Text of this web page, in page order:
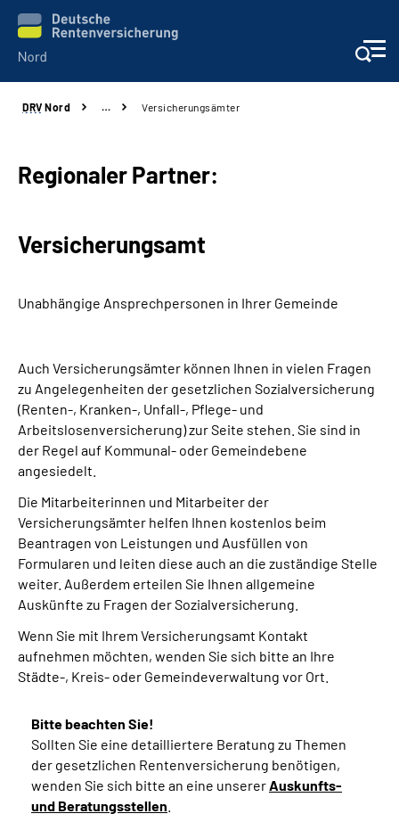
Aktuelles
Services
Über uns
Online-Services
Inhalte in Gebärdensprache (DGS)
Leichte Sprache
Suche
Mein Kundenportal
DRV Nord … Versicherungsämter
Regionaler Partner:
Versicherungsamt
Unabhängige Ansprechpersonen in Ihrer Gemeinde
Auch Versicherungsämter können Ihnen in vielen Fragen
zu Angelegenheiten der gesetzlichen Sozialversicherung
(Renten-, Kranken-, Unfall-, Pflege- und
Arbeitslosenversicherung) zur Seite stehen. Sie sind in
der Regel auf Kommunal- oder Gemeindebene
angesiedelt.
Die Mitarbeiterinnen und Mitarbeiter der
Versicherungsämter helfen Ihnen kostenlos beim
Beantragen von Leistungen und Ausfüllen von
Formularen und leiten diese auch an die zuständige Stelle
weiter. Außerdem erteilen Sie Ihnen allgemeine
Auskünfte zu Fragen der Sozialversicherung.
Wenn Sie mit Ihrem Versicherungsamt Kontakt
aufnehmen möchten, wenden Sie sich bitte an Ihre
Städte-, Kreis- oder Gemeindeverwaltung vor Ort.
Bitte beachten Sie!
Sollten Sie eine detailliertere Beratung zu Themen
der gesetzlichen Rentenversicherung benötigen,
wenden Sie sich bitte an eine unsererAuskunfts-
und Beratungsstellen